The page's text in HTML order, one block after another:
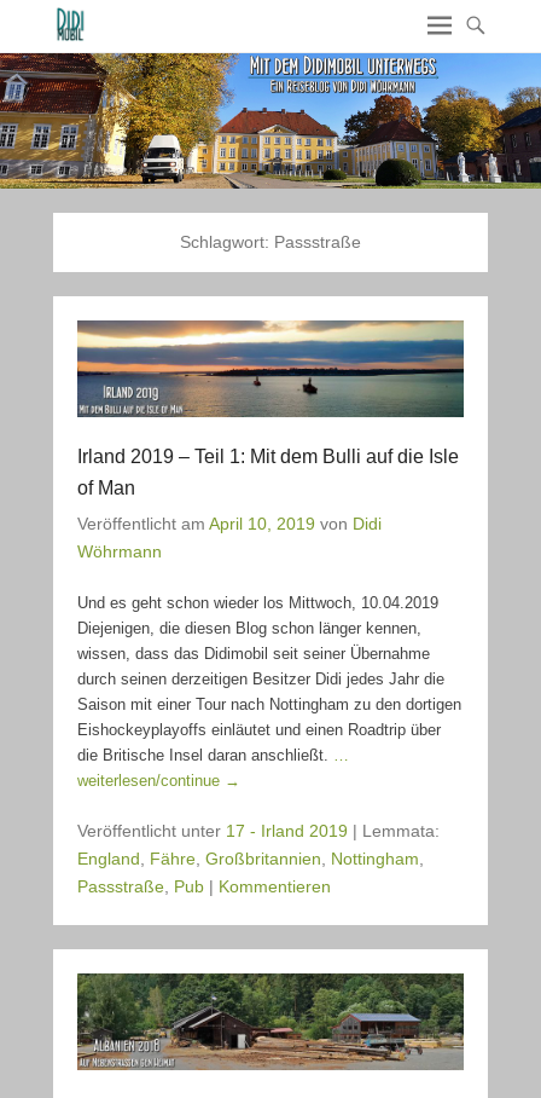
Schlagwort: Passstraße
Irland 2019 – Teil 1: Mit dem Bulli auf die Isle
of Man
Veröffentlicht am April 10, 2019 von Didi
Wöhrmann
Und es geht schon wieder los Mittwoch, 10.04.2019
Diejenigen, die diesen Blog schon länger kennen,
wissen, dass das Didimobil seit seiner Übernahme
durch seinen derzeitigen Besitzer Didi jedes Jahr die
Saison mit einer Tour nach Nottingham zu den dortigen
Eishockeyplayoffs einläutet und einen Roadtrip über
die Britische Insel daran anschließt. …
weiterlesen/continue →
Veröffentlicht unter 17 - Irland 2019 | Lemmata:
England
Fähre Großbritannien Nottingham
Passstraße Pub | Kommentieren